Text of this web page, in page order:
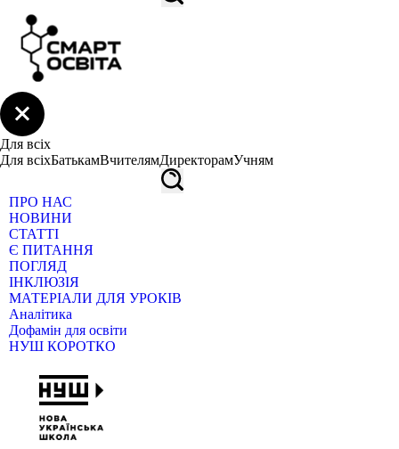
Для всіх
Для всіхБатькамВчителямДиректорамУчням
ПРО НАС
НОВИНИ
СТАТТІ
Є ПИТАННЯ
ПОГЛЯД
ІНКЛЮЗІЯ
МАТЕРІАЛИ ДЛЯ УРОКІВ
Аналітика
Дофамін для освіти
НУШ КОРОТКО